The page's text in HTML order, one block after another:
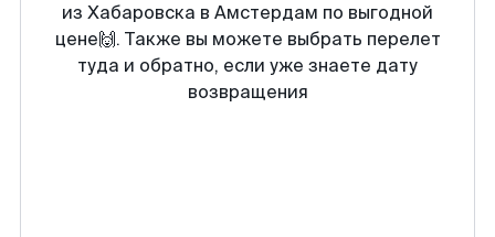
из Хабаровска в Амстердам по выгодной
цене🙌. Также вы можете выбрать перелет
туда и обратно, если уже знаете дату
возвращения